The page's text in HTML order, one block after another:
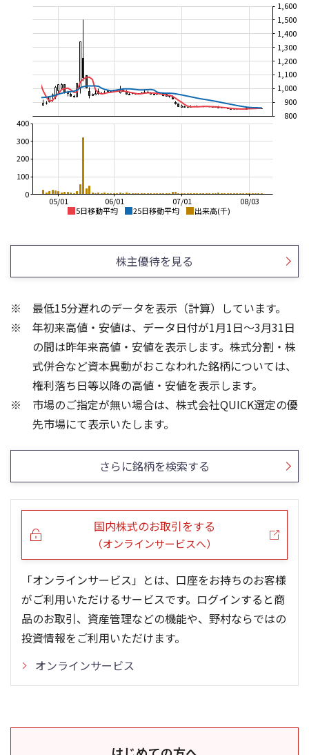
5日移動平均 25日移動平均 出来高(千)
08/03
07/01
06/01
05/01
800
900
1,000
1,100
1,200
1,300
1,400
1,500
1,600
0
100
200
300
400
25/12
25/10
25/08
25/06
25/04
800
900
1,000
1,300
1,400
1,500
24/01
23/01
22/01
21/01
400
600
20
株主優待を見る
最低15分遅れのデータを表示（計算）しています。
年初来高値・安値は、データ日付が1月1日～3月31日
の間は昨年来高値・安値を表示します。株式分割・株
式併合など資本異動がおこなわれた銘柄については、
権利落ち日等以降の高値・安値を表示します。
市場のご指定が無い場合は、株式会社QUICK選定の優
先市場にて表示いたします。
さらに銘柄を検索する
国内株式のお取引をする
（オンラインサービスへ）
「オンラインサービス」とは、口座をお持ちのお客様
がご利用いただけるサービスです。ログインすると商
品のお取引、資産管理などの機能や、野村ならではの
投資情報をご利用いただけます。
オンラインサービス